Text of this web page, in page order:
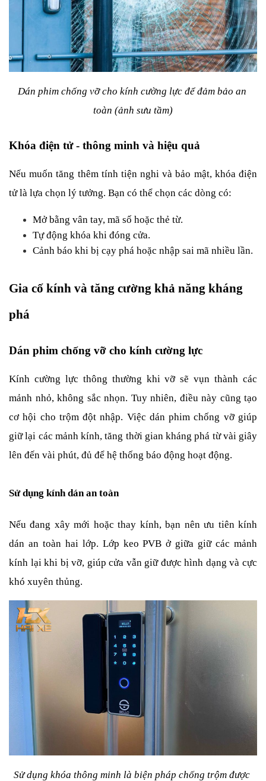
Dán phim chống vỡ cho kính cường lực để đảm bảo an
toàn (ảnh sưu tầm)
Khóa điện tử - thông minh và hiệu quả
Nếu muốn tăng thêm tính tiện nghi và bảo mật, khóa điện
tử là lựa chọn lý tưởng. Bạn có thể chọn các dòng có:
Mở bằng vân tay, mã số hoặc thẻ từ.
Tự động khóa khi đóng cửa.
Cảnh báo khi bị cạy phá hoặc nhập sai mã nhiều lần.
Gia cố kính và tăng cường khả năng kháng
phá
Dán phim chống vỡ cho kính cường lực
Kính cường lực thông thường khi vỡ sẽ vụn thành các
mảnh nhỏ, không sắc nhọn. Tuy nhiên, điều này cũng tạo
cơ hội cho trộm đột nhập. Việc dán phim chống vỡ giúp
giữ lại các mảnh kính, tăng thời gian kháng phá từ vài giây
lên đến vài phút, đủ để hệ thống báo động hoạt động.
Sử dụng kính dán an toàn
Nếu đang xây mới hoặc thay kính, bạn nên ưu tiên kính
dán an toàn hai lớp. Lớp keo PVB ở giữa giữ các mảnh
kính lại khi bị vỡ, giúp cửa vẫn giữ được hình dạng và cực
khó xuyên thủng.
Sử dụng khóa thông minh là biện pháp chống trộm được